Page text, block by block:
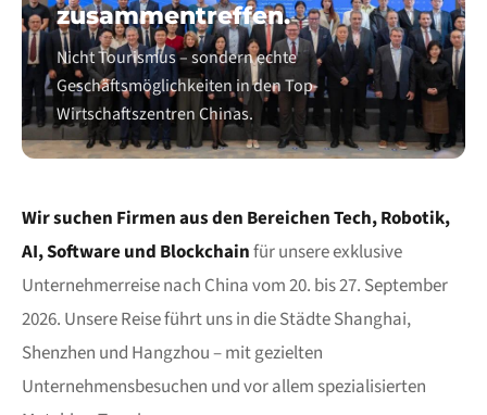
zusammentreffen.
Nicht Tourismus – sondern echte
Geschäftsmöglichkeiten in den Top-
Wirtschaftszentren Chinas.
Wir suchen Firmen aus den Bereichen Tech, Robotik,
AI, Software und Blockchainfür unsere exklusive
Unternehmerreise nach China vom 20. bis 27. September
2026. Unsere Reise führt uns in die Städte Shanghai,
Shenzhen und Hangzhou – mit gezielten
Unternehmensbesuchen und vor allem spezialisierten